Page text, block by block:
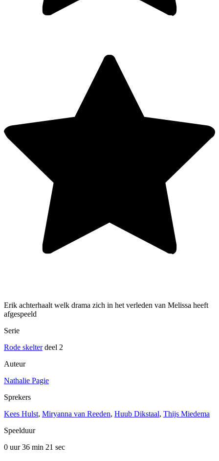
Erik achterhaalt welk drama zich in het verleden van Melissa heeft
afgespeeld
Serie
Rode skelterdeel 2
Auteur
Nathalie Pagie
Sprekers
Kees Hulst, Miryanna van Reeden, Huub Dikstaal, Thijs Miedema
Speelduur
0 uur 36 min 21 sec